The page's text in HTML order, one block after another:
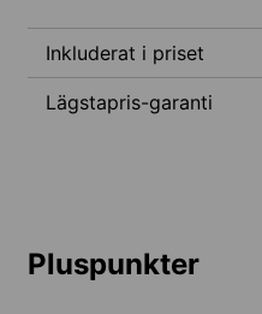
Inkluderat i priset
Lägstapris-garanti
Pluspunkter